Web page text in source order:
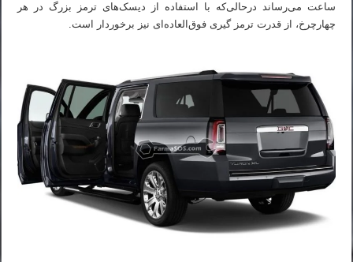
ساعت می‌رساند درحالی‌که با استفاده از دیسک‌های ترمز بزرگ در هر
چهارچرخ، از قدرت ترمز گیری فوق‌العاده‌ای نیز برخوردار است.